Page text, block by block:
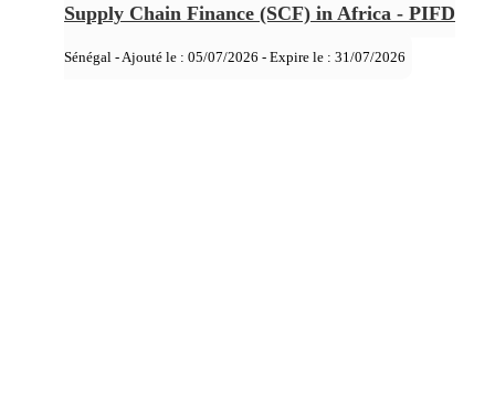
Supply Chain Finance (SCF) in Africa - PIFD
Sénégal - Ajouté le : 05/07/2026 - Expire le : 31/07/2026